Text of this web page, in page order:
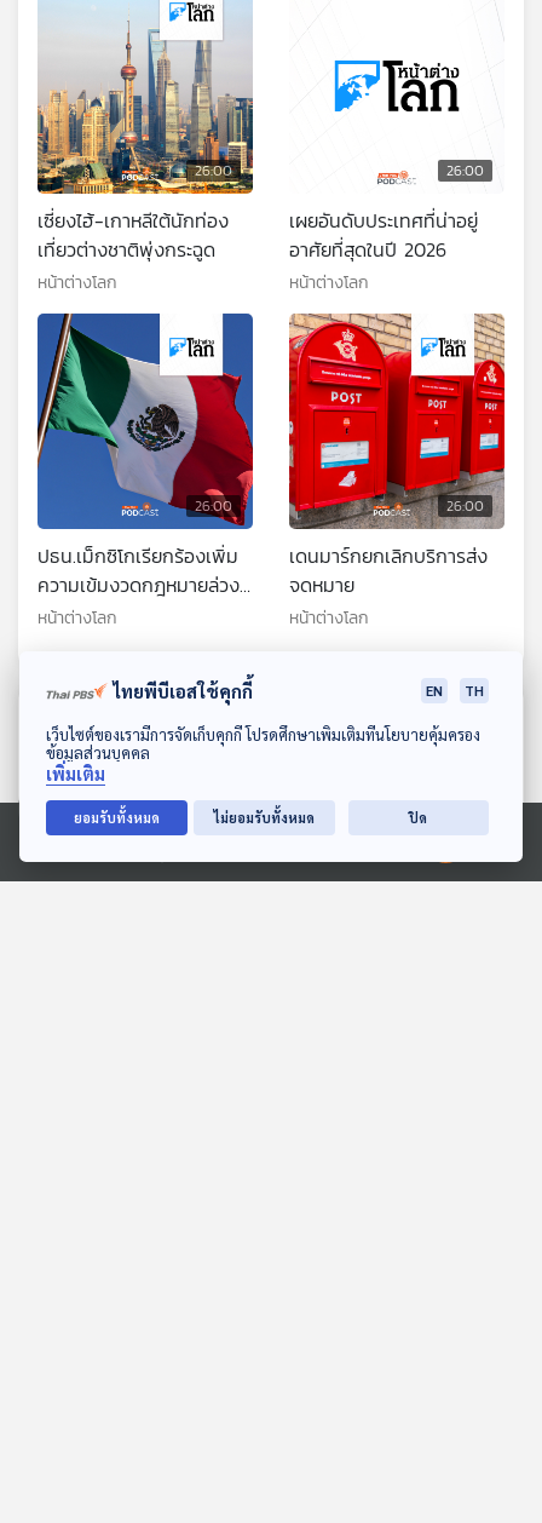
ดาวน์โหลด Thai PBS Podcast Application
Ⓒ 2020 องค์การกระจายเสียงและแพร่ภาพสาธารณะแห่งประเทศไทย
26:00
เซี่ยงไฮ้-เกาหลีใต้นักท่อง
เที่ยวต่างชาติพุ่งกระฉูด
หน้าต่างโลก
26:00
เผยอันดับประเทศที่น่าอยู่
อาศัยที่สุดในปี 2026
หน้าต่างโลก
26:00
ปธน.เม็กซิโกเรียกร้องเพิ่ม
ความเข้มงวดกฎหมายล่วง
ละเมิดทางเพศ
หน้าต่างโลก
26:00
เดนมาร์กยกเลิกบริการส่ง
จดหมาย
หน้าต่างโลก
ตอนที่เกี่ยวข้อง
ไทยพีบีเอสใช้คุกกี้ EN TH
เว็บไซต์ของเรามีการจัดเก็บคุกกี้ โปรดศึกษาเพิ่มเติมที่นโยบายคุ้มครอง
ข้อมูลส่วนบุคคล
เพิ่มเติม
ยอมรับทั้งหมด ไม่ยอมรับทั้งหมด ปิด